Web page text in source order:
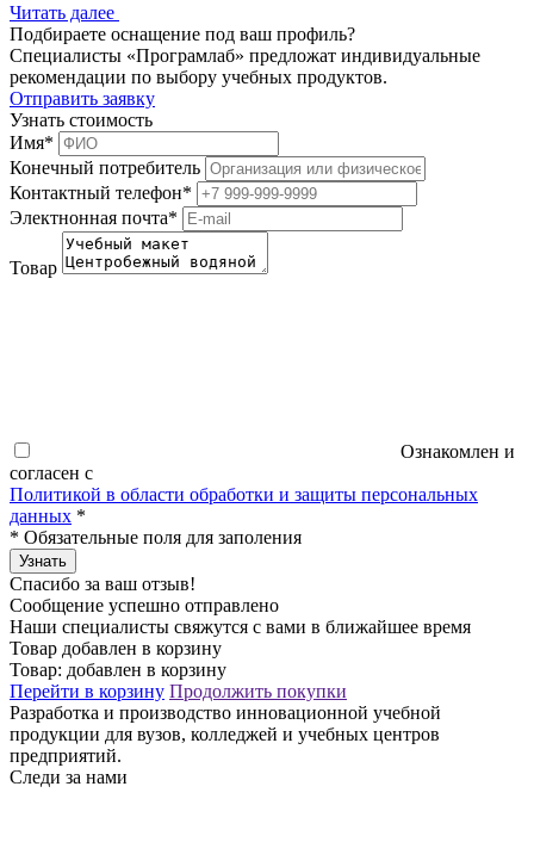
Читать далее
Подбираете оснащение под ваш профиль?
Специалисты «Програмлаб» предложат индивидуальные
рекомендации по выбору учебных продуктов.
Отправить заявку
Узнать стоимость
Имя*
Конечный потребитель
Контактный телефон*
Электнонная почта*
Товар
Ознакомлен и
согласен с
Политикой в области обработки и защиты персональных
данных *
* Обязательные поля для заполения
Узнать
Спасибо за ваш отзыв!
Сообщение успешно отправлено
Наши специалисты свяжутся с вами в ближайшее время
Товар добавлен в корзину
Товар: добавлен в корзину
Перейти в корзину Продолжить покупки
Разработка и производство инновационной учебной
продукции для вузов, колледжей и учебных центров
предприятий.
Следи за нами